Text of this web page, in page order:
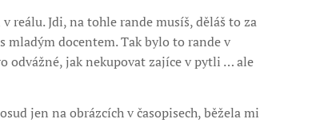
reálu. Jdi, na tohle rande musíš, děláš to za
mladým docentem. Tak bylo to rande v
odvážné, jak nekupovat zajíce v pytli … ale
jen na obrázcích v časopisech, běžela mi